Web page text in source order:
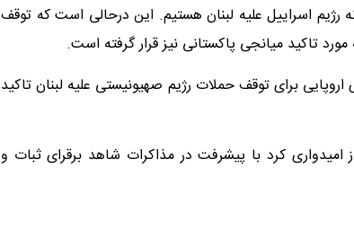
اسراییل علیه لبنان هستیم. این درحالی است که توقف
تاکید میانجی پاکستانی نیز قرار گرفته است.
برای توقف حملات رژیم صهیونیستی علیه لبنان تاکید
امیدواری کرد با پیشرفت در مذاکرات شاهد برقرای ثبات و